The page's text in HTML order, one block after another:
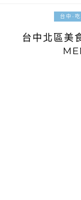
台中-
台中北區美